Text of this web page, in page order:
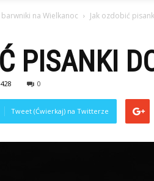
barwniki na Wielkanoc Jak ozdobić
PISANKI
428 0
Tweet (Ćwierkaj) na Twitterze